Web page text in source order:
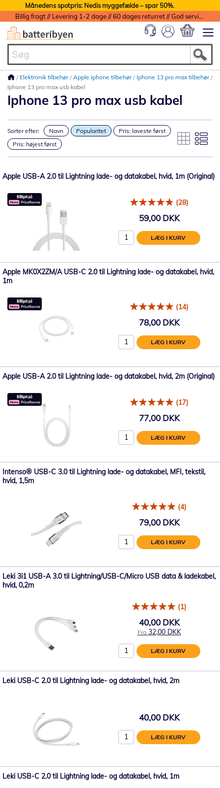
Månedens spotpris: Nedis myggefælde – spar 50%.
Billig fragt // Levering 1-2 dage // 60 dages returret // God service med garanti
Elektronik tilbehør Apple iphone tilbehør
Iphone 13 pro max tilbehør
Iphone 13 pro max usb kabel
Iphone 13 pro max usb kabel
Sorter efter: Navn Popularitet
Pris: laveste først
Pris: højest først
Apple USB-A 2.0 til Lightning lade- og datakabel, hvid, 1m (Original)
(28)
59,00 DKK
LÆG I KURV
Apple MK0X2ZM/A USB-C 2.0 til Lightning lade- og datakabel, hvid,
1m
(14)
78,00 DKK
LÆG I KURV
Apple USB-A 2.0 til Lightning lade- og datakabel, hvid, 2m (Original)
(17)
77,00 DKK
LÆG I KURV
Intenso® USB-C 3.0 til Lightning lade- og datakabel, MFI, tekstil,
hvid, 1,5m
(4)
79,00 DKK
LÆG I KURV
Leki 3i1 USB-A 3.0 til Lightning/USB-C/Micro USB data & ladekabel,
hvid, 0,2m
(1)
40,00 DKK
Fra 32,00 DKK
LÆG I KURV
Leki USB-C 2.0 til Lightning lade- og datakabel, hvid, 2m
40,00 DKK
LÆG I KURV
Leki USB-C 2.0 til Lightning lade- og datakabel, hvid, 1m